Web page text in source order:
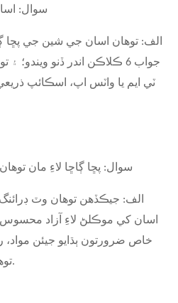
سوال:
الف: توهان اسان جي شين جي پڇا
جواب 6 ڪلاڪن اندر ڏنو
ٽي ايم يا واٽس اپ، اسڪائپ
سوال: پڇا ڳاڇا لاءِ مان
الف: جيڪڏهن توهان وٽ ڊرائنگ
اسان کي موڪلڻ لاءِ آزاد
خاص ضرورتون ٻڌايو جيئن مواد،
توهان کي گهربل مقدار، وغيره.